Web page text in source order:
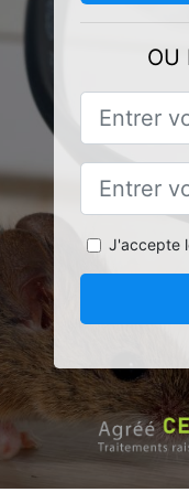
OU
J'accepte